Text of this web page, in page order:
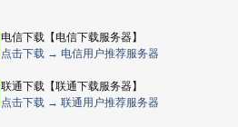
电信下载【电信下载服务器】
点击下载 → 电信用户推荐服务器
联通下载【联通下载服务器】
点击下载 → 联通用户推荐服务器